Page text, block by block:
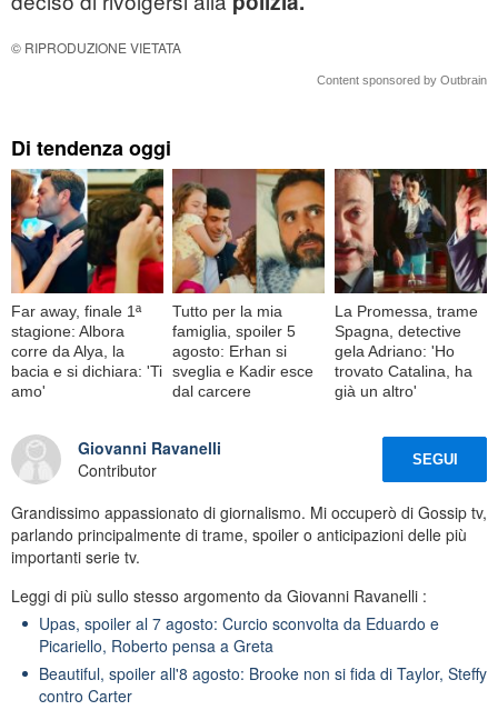
© RIPRODUZIONE VIETATA
Content sponsored by Outbrain
Di tendenza oggi
Far away, finale 1ª
stagione: Albora
corre da Alya, la
bacia e si dichiara: 'Ti
amo'
Tutto per la mia
famiglia, spoiler 5
agosto: Erhan si
sveglia e Kadir esce
dal carcere
La Promessa, trame
Spagna, detective
gela Adriano: 'Ho
trovato Catalina, ha
già un altro'
Giovanni Ravanelli
Contributor
SEGUI
Grandissimo appassionato di giornalismo. Mi occuperò di Gossip tv,
parlando principalmente di trame, spoiler o anticipazioni delle più
importanti serie tv.
Leggi di più sullo stesso argomento da Giovanni Ravanelli :
Upas, spoiler al 7 agosto: Curcio sconvolta da Eduardo e
Picariello, Roberto pensa a Greta
Beautiful, spoiler all'8 agosto: Brooke non si fida di Taylor, Steffy
contro Carter